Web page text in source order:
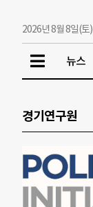
2026년 8월 8일(토)
뉴스
경기연구원